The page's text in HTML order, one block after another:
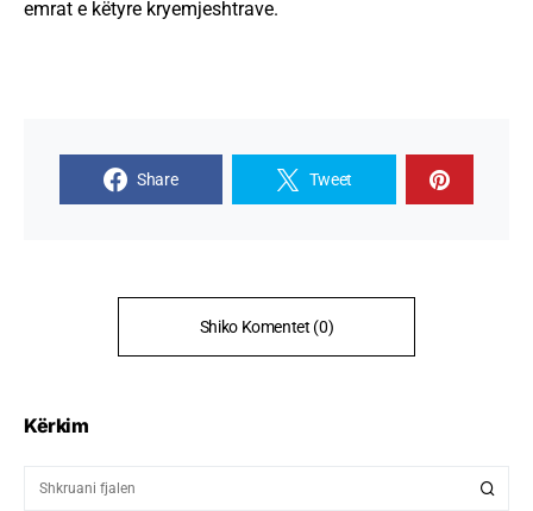
emrat e këtyre kryemjeshtrave.
Share Tweet
Shiko Komentet (0)
Kërkim